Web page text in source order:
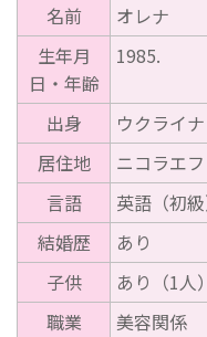
名前
オレナ
生年月
日・年齢
1985.
出身
ウクライナ
居住地
ニコラエフ
言語
英語（初
結婚歴
あり
子供
あり（1人）
職業
美容関係